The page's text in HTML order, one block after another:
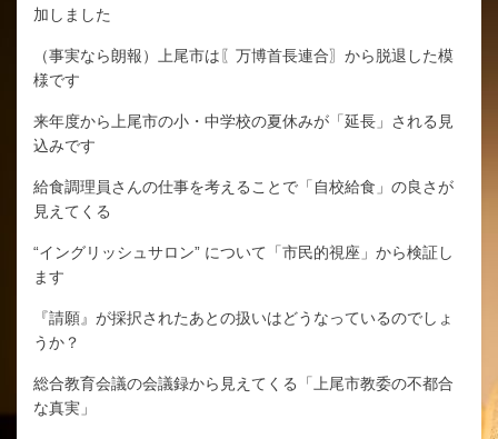
加しました
（事実なら朗報）上尾市は〖万博首長連合〗から脱退した模
様です
来年度から上尾市の小・中学校の夏休みが「延長」される見
込みです
給食調理員さんの仕事を考えることで「自校給食」の良さが
見えてくる
“イングリッシュサロン” について「市民的視座」から検証し
ます
『請願』が採択されたあとの扱いはどうなっているのでしょ
うか？
総合教育会議の会議録から見えてくる「上尾市教委の不都合
な真実」